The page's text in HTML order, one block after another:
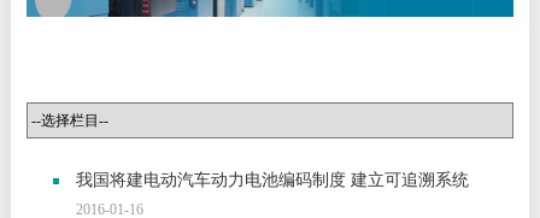
我国将建电动汽车动力电池编码制度 建立可追溯系统
2016-01-16